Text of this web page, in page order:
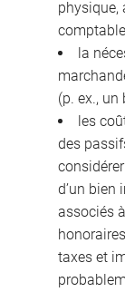
physique,
la
(p. ex.,
les
des
d’un bien
associés
taxes et